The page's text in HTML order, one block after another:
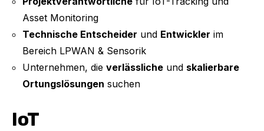
Asset Monitoring
Technische Entscheider und Entwickler im
Bereich LPWAN & Sensorik
Unternehmen, die verlässlicheund skalierbare
Ortungslösungen suchen
IoT